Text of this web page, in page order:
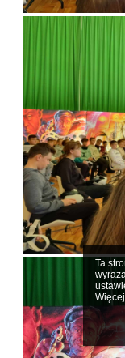
Ta